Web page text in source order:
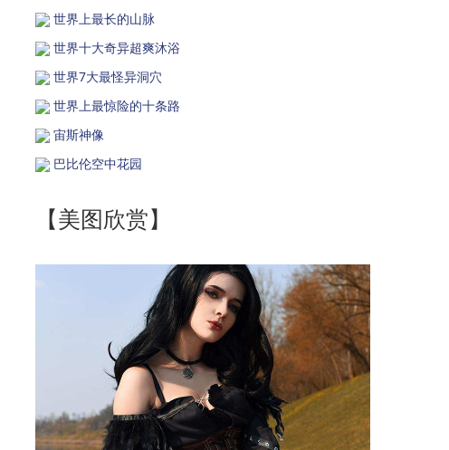
世界上最长的山脉
世界十大奇异超爽沐浴
世界7大最怪异洞穴
世界上最惊险的十条路
宙斯神像
巴比伦空中花园
【美图欣赏】